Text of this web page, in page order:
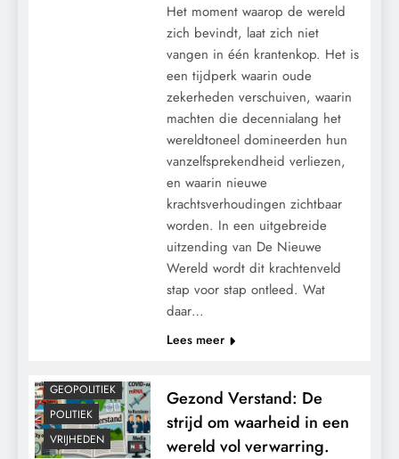
Het moment waarop de wereld
zich bevindt, laat zich niet
vangen in één krantenkop. Het is
een tijdperk waarin oude
zekerheden verschuiven, waarin
machten die decennialang het
wereldtoneel domineerden hun
vanzelfsprekendheid verliezen,
en waarin nieuwe
krachtsverhoudingen zichtbaar
worden. In een uitgebreide
uitzending van De Nieuwe
Wereld wordt dit krachtenveld
stap voor stap ontleed. Wat
daar…
Lees meer
GEOPOLITIEK
POLITIEK
VRIJHEDEN
Gezond Verstand: De
strijd om waarheid in een
wereld vol verwarring.